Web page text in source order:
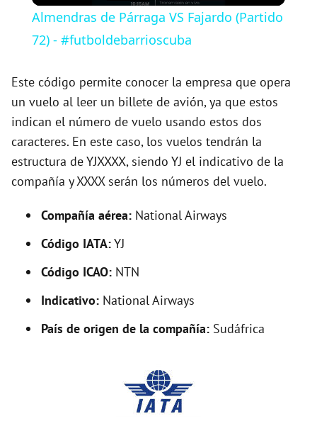
a
y
V
i
d
o
Almendras de Párraga VS Fajardo (Partido
72) - #futboldebarrioscuba
Este código permite conocer la empresa que opera
un vuelo al leer un billete de avión, ya que estos
indican el número de vuelo usando estos dos
caracteres. En este caso, los vuelos tendrán la
estructura de YJXXXX, siendo YJ el indicativo de la
compañía y XXXX serán los números del vuelo.
Compañía aérea: National Airways
Código IATA:YJ
Código ICAO: NTN
Indicativo: National Airways
País de origen de la compañía: Sudáfrica